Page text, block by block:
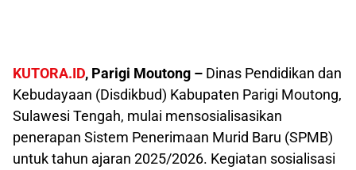
KUTORA.ID, Parigi Moutong – Dinas Pendidikan dan
Kebudayaan (Disdikbud) Kabupaten Parigi Moutong,
Sulawesi Tengah, mulai mensosialisasikan
penerapan Sistem Penerimaan Murid Baru (SPMB)
untuk tahun ajaran 2025/2026. Kegiatan sosialisasi